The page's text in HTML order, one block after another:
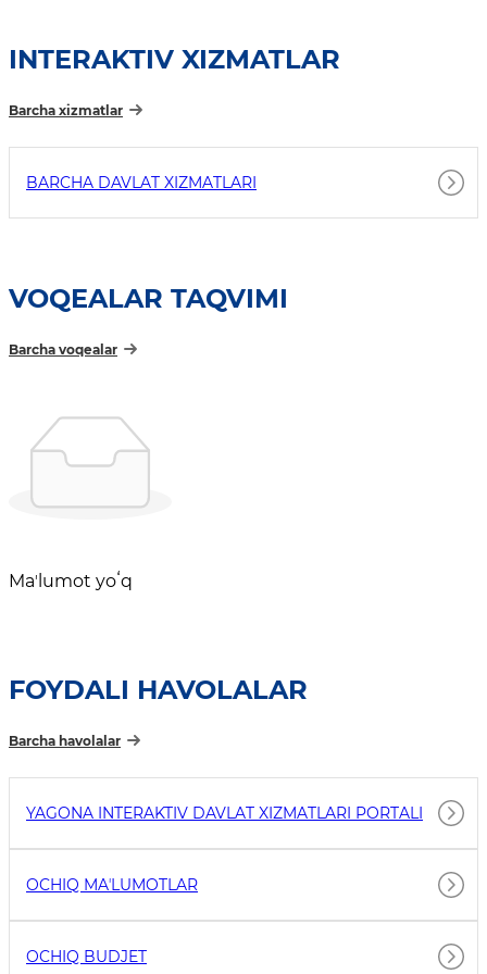
INTERAKTIV XIZMATLAR
Barcha xizmatlar
BARCHA DAVLAT XIZMATLARI
VOQEALAR TAQVIMI
Barcha voqealar
Maʼlumot yoʻq
FOYDALI HAVOLALAR
Barcha havolalar
YAGONA INTERAKTIV DAVLAT XIZMATLARI PORTALI
OCHIQ MAʼLUMOTLAR
OCHIQ BUDJET